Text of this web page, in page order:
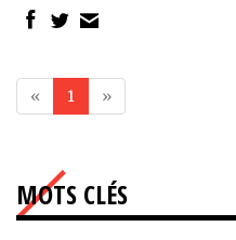
« 1 »
MOTS CLÉS